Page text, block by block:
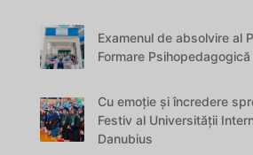
Examenul de absolvire al
Formare Psihopedagogică
Cu emoție și încredere
Festiv al Universității
Danubius